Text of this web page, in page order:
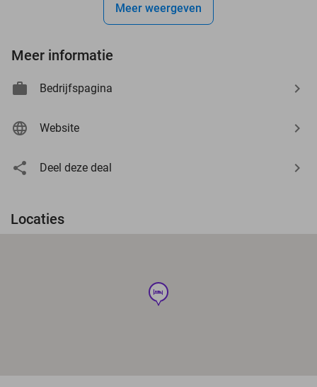
Meer weergeven
Meer informatie
Bedrijfspagina
Website
Deel deze deal
Locaties
hotel